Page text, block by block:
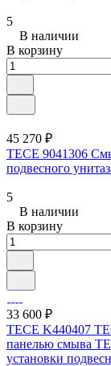
5
В наличии
В корзину
45 270 ₽
TECE 9041306
подвесного
5
В наличии
В корзину
33 600 ₽
TECE K440407
панелью смыва
установки